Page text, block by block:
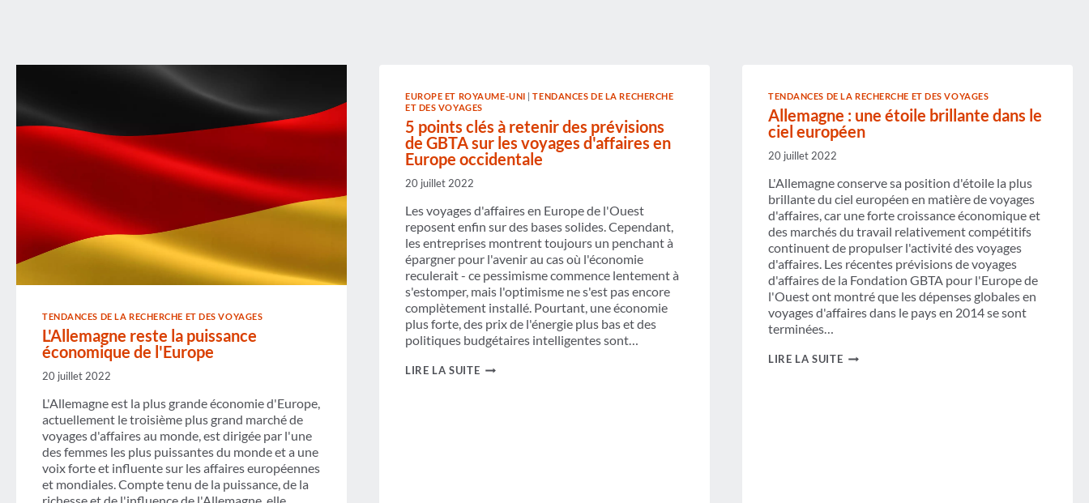
TENDANCES DE LA RECHERCHE ET DES VOYAGES
L'Allemagne reste la puissance
économique de l'Europe
20 juillet 2022
L'Allemagne est la plus grande économie d'Europe,
actuellement le troisième plus grand marché de
voyages d'affaires au monde, est dirigée par l'une
des femmes les plus puissantes du monde et a une
voix forte et influente sur les affaires européennes
et mondiales. Compte tenu de la puissance, de la
EUROPE ET ROYAUME-UNI |TENDANCES DE LA RECHERCHE
ET DES VOYAGES
5 points clés à retenir des prévisions
de GBTA sur les voyages d'affaires en
Europe occidentale
20 juillet 2022
Les voyages d'affaires en Europe de l'Ouest
reposent enfin sur des bases solides. Cependant,
les entreprises montrent toujours un penchant à
épargner pour l'avenir au cas où l'économie
reculerait - ce pessimisme commence lentement à
s'estomper, mais l'optimisme ne s'est pas encore
complètement installé. Pourtant, une économie
plus forte, des prix de l'énergie plus bas et des
politiques budgétaires intelligentes sont…
LIRE LA SUITE5
TENDANCES DE LA RECHERCHE ET DES VOYAGES
Allemagne : une étoile brillante dans le
ciel européen
20 juillet 2022
L'Allemagne conserve sa position d'étoile la plus
brillante du ciel européen en matière de voyages
d'affaires, car une forte croissance économique et
des marchés du travail relativement compétitifs
continuent de propulser l'activité des voyages
d'affaires. Les récentes prévisions de voyages
d'affaires de la Fondation GBTA pour l'Europe de
l'Ouest ont montré que les dépenses globales en
voyages d'affaires dans le pays en 2014 se sont
terminées…
LIRE LA SUITEALLEMAGNE :